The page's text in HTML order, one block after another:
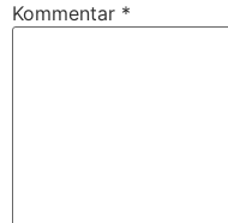
Kommentar *